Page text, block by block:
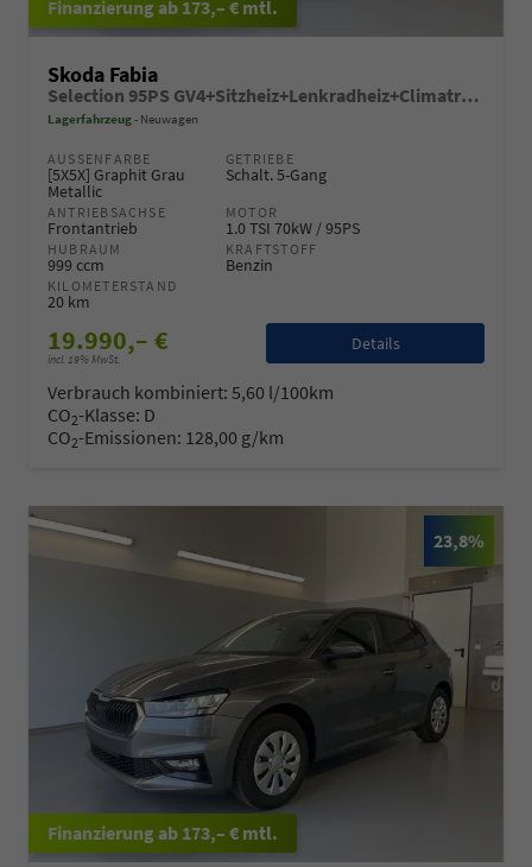
ab 173,– € mtl.
Skoda Fabia
Selection 95PS GV4+Sitzheiz+Lenkradheiz+Climatronic+Sunset+AppConnect+PDC
Lagerfahrzeug Neuwagen
AUSSENFARBE
[5X5X] Graphit Grau
Metallic
GETRIEBE
Schalt. 5-Gang
ANTRIEBSACHSE
Frontantrieb
MOTOR
1.0 TSI 70kW / 95PS
HUBRAUM
999 ccm
KRAFTSTOFF
Benzin
KILOMETERSTAND
20 km
19.990,– €
incl. 19% MwSt.
Details
Verbrauch kombiniert: 5,60 l/100km
CO2-Klasse: D
CO2-Emissionen: 128,00 g/km
23,8%
ab 173,– € mtl.